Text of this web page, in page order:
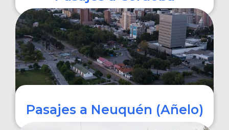
COMPRAR
Pasajes a Neuquén (Añelo)